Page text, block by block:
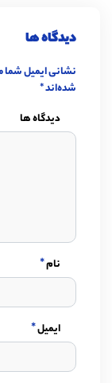
دیدگاه ها
نشانی ایمیل
شده‌اند*
دیدگاه ها
نام*
ایمیل*